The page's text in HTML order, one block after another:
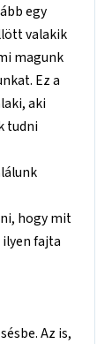
egy
valakik
magunk
Ez a
aki
tudni
hogy mit
fajta
Az is,